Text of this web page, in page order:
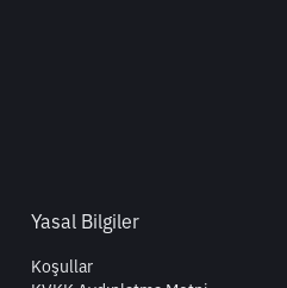
Yasal Bilgiler
Koşullar